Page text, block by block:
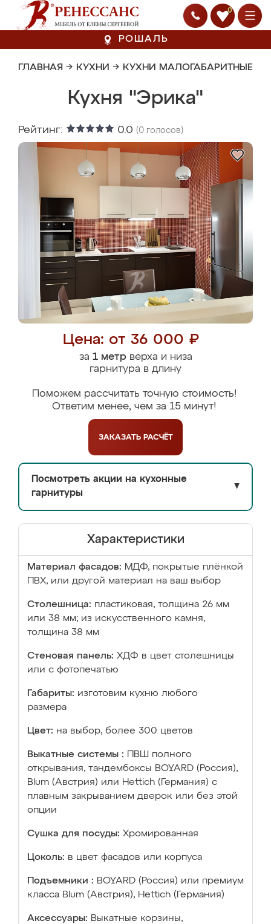
0
РОШАЛЬ
ГЛАВНАЯ → КУХНИ → КУХНИ МАЛОГАБАРИТНЫЕ
Кухня "Эрика"
Рейтинг: 0.0 (0 голосов)
Цена: от 36 000 ₽
за 1 метрверха и низа
гарнитура в длину
Поможем рассчитать точную стоимость!
Ответим менее, чем за 15 минут!
ЗАКАЗАТЬ РАСЧЁТ
Посмотреть акции на кухонные
гарнитуры
▼
Характеристики
Материал фасадов: МДФ, покрытые плёнкой
ПВХ, или другой материал на ваш выбор
Столешница: пластиковая, толщина 26 мм
или 38 мм; из искусственного камня,
толщина 38 мм
Стеновая панель: ХДФ в цвет столешницы
или с фотопечатью
Габариты: изготовим кухню любого
размера
Цвет: на выбор, более 300 цветов
Выкатные системы :
ПВШ полного
открывания, тандембоксы BOYARD (Россия),
Blum (Австрия) или Hettich (Германия) с
плавным закрыванием дверок или без этой
опции
Сушка для посуды: Хромированная
Цоколь: в цвет фасадов или корпуса
Подъемники : BOYARD (Россия) или премиум
класса Blum (Австрия), Hettich (Германия)
Аксессуары: Выкатные корзины,